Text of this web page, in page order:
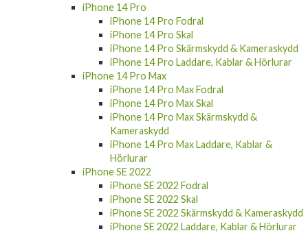
iPhone 14 Pro Fodral
iPhone 14 Pro Skal
iPhone 14 Pro Skärmskydd & Kameraskydd
iPhone 14 Pro Laddare, Kablar & Hörlurar
iPhone 14 Pro Max
iPhone 14 Pro Max Fodral
iPhone 14 Pro Max Skal
iPhone 14 Pro Max Skärmskydd &
Kameraskydd
iPhone 14 Pro Max Laddare, Kablar &
Hörlurar
iPhone SE 2022
iPhone SE 2022 Fodral
iPhone SE 2022 Skal
iPhone SE 2022 Skärmskydd & Kameraskydd
iPhone SE 2022 Laddare, Kablar & Hörlurar
iPhone 13